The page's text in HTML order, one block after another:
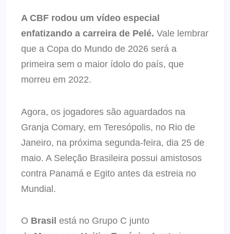
A CBF rodou um vídeo especial
enfatizando a carreira de Pelé. Vale lembrar
que a Copa do Mundo de 2026 será a
primeira sem o maior ídolo do país, que
morreu em 2022.
Agora, os jogadores são aguardados na
Granja Comary, em Teresópolis, no Rio de
Janeiro, na próxima segunda-feira, dia 25 de
maio. A Seleção Brasileira possui amistosos
contra Panamá e Egito antes da estreia no
Mundial.
O Brasil está no Grupo C junto